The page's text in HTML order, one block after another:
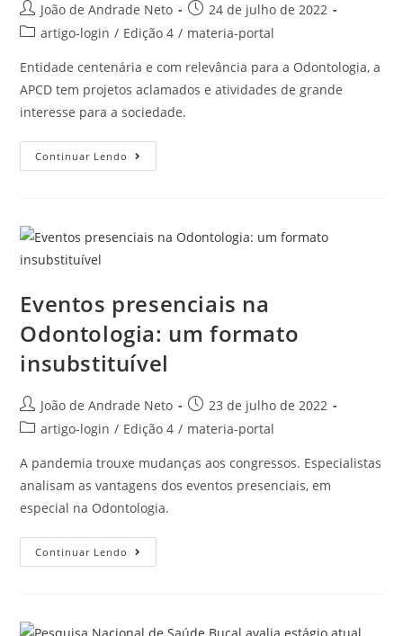
João de Andrade Neto
24 de julho de 2022
artigo-login / Edição 4 / materia-portal
Entidade centenária e com relevância para a Odontologia, a
APCD tem projetos aclamados e atividades de grande
interesse para a sociedade.
Continuar Lendo
Eventos presenciais na
Odontologia: um formato
insubstituível
João de Andrade Neto
23 de julho de 2022
artigo-login / Edição 4 / materia-portal
A pandemia trouxe mudanças aos congressos. Especialistas
analisam as vantagens dos eventos presenciais, em
especial na Odontologia.
Continuar Lendo